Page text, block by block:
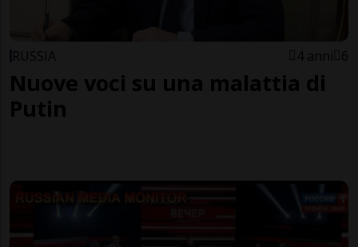
RUSSIA 4 anni 6
Nuove voci su una malattia di
Putin